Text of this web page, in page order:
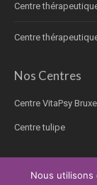
Centre
Centre
Nos Centres
Centre VitaPsy
Centre tulipe
Nous utilisons